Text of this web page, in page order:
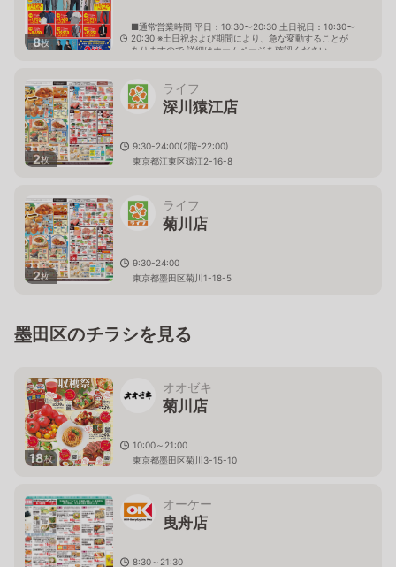
8枚
■通常営業時間 平日：10:30〜20:30 土日祝日：10:30〜
20:30 ※土日祝および期間により、急な変動することが
ありますので 詳細はホームページを確認ください
2枚
ライフ
深川猿江店
9:30-24:00(2階-22:00)
東京都江東区猿江2-16-8
2枚
ライフ
菊川店
9:30-24:00
東京都墨田区菊川1-18-5
墨田区のチラシを見る
18枚
オオゼキ
菊川店
10:00～21:00
東京都墨田区菊川3-15-10
オーケー
曳舟店
8:30～21:30